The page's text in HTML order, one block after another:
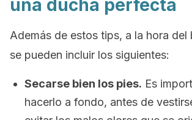
una ducha perfecta
Además de estos tips, a la hora del
se pueden incluir los siguientes:
Secarse bien los pies. Es
hacerlo a fondo, antes de